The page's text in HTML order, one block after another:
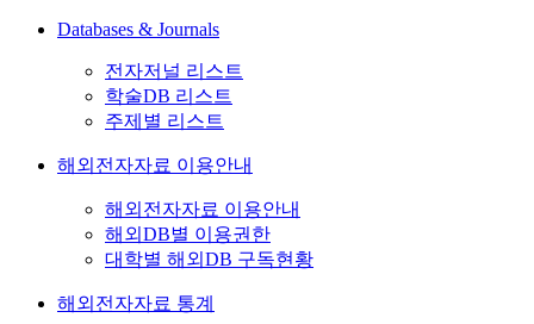
Databases & Journals
전자저널 리스트
학술DB 리스트
주제별 리스트
해외전자자료 이용안내
해외전자자료 이용안내
해외DB별 이용권한
대학별 해외DB 구독현황
해외전자자료 통계